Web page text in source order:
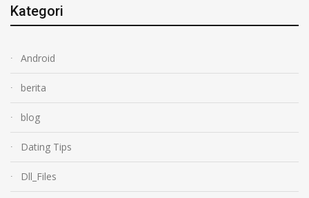
Kategori
Android
berita
blog
Dating Tips
Dll_Files